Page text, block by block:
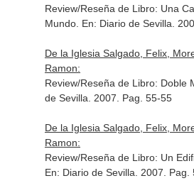
Review/Reseña de Libro: Una
Mundo. En: Diario de Sevilla .
De la Iglesia Salgado, Felix,
Ramon:
Review/Reseña de Libro: Doble
de Sevilla . 2007. Pag. 55-55
De la Iglesia Salgado, Felix,
Ramon:
Review/Reseña de Libro: Un
En: Diario de Sevilla . 2007. Pag.